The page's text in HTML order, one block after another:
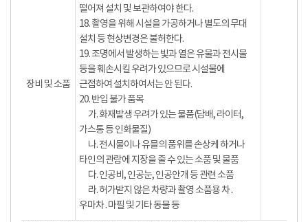
장비 및 소품
떨어져 설치 및 보관하여야 한다.
18. 촬영을 위해 시설을 가공하거나 별도의 무대
설치 등 현상변경은 불허한다.
19. 조명에서 발생하는 빛과 열은 유물과 전시물
등을 훼손시킬 우려가 있으므로 시설물에
근접하여 설치하여서는 안 된다.
20. 반입 불가 품목
가. 화재발생 우려가 있는 물품(담배, 라이터,
가스통 등 인화물질)
나. 전시물이나 유믈의 품위를 손상케 하거나
타인의 관람에 지장을 줄 수 있는 소품 및 물품
다. 인공비, 인공눈, 인공안개 등 관련 소품
라. 허가받지 않은 차량과 촬영 소품용 차․
우마차․마필 및 기타 동물 등